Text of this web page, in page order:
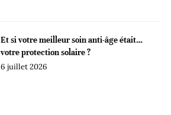
Et si votre meilleur soin anti-âge était…
votre protection solaire ?
6 juillet 2026